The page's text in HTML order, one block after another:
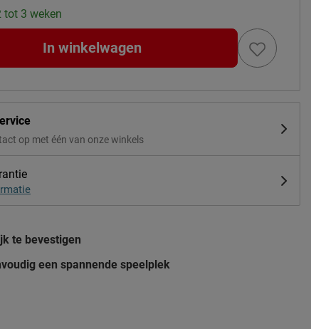
tot 3 weken
In winkelwagen
op met één van onze winkels
te bevestigen
een spannende speelplek